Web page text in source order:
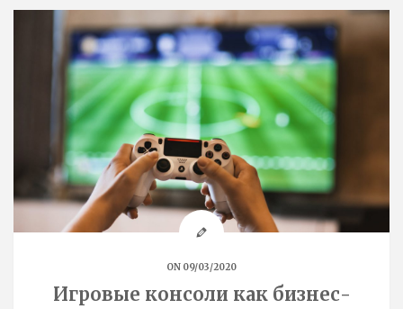
ON 09/03/2020
Игровые консоли как бизнес-